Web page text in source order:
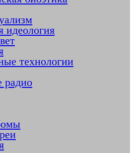
идеология
технологии
радио